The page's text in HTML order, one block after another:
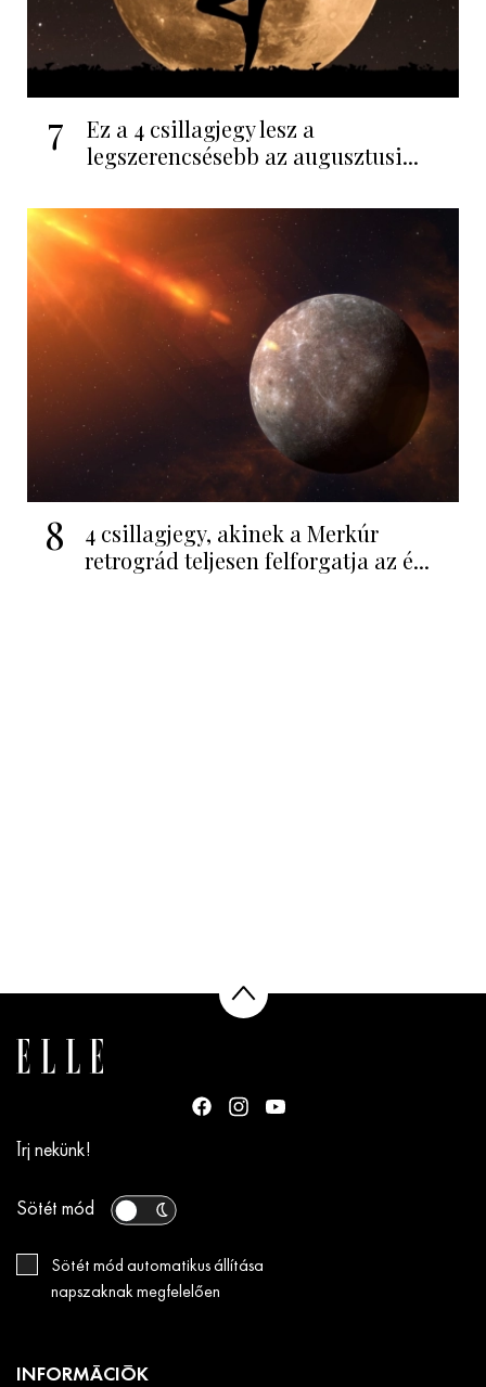
7
Ez a 4 csillagjegy lesz a
legszerencsésebb az augusztusi...
8
4 csillagjegy, akinek a Merkúr
retrográd teljesen felforgatja az é...
Írj nekünk!
Sötét mód
Sötét mód automatikus állítása
napszaknak megfelelően
INFORMÁCIÓK